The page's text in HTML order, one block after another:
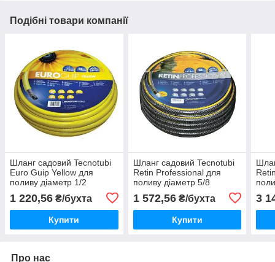
Подібні товари компанії
Шланг садовий Tecnotubi
Euro Guip Yellow для
поливу діаметр 1/2
(EGY 1/2 50)
1 220,56 ₴/бухта
Купити
Шланг садовий Tecnotubi
Retin Professional для
поливу діаметр 5/8
дюйма, довжина 25 м (RT
5/8 25)
1 572,56₴/бухта
Купити
5/8
3
Про нас